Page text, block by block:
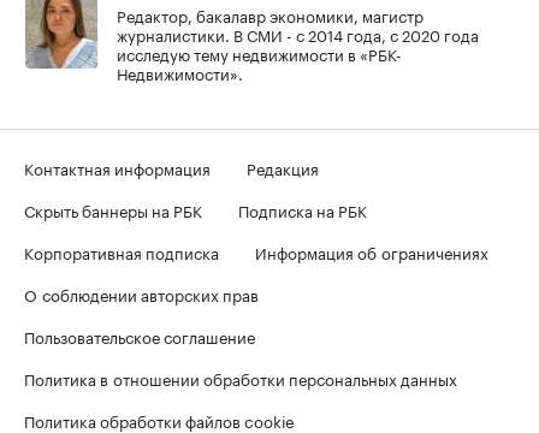
Редактор, бакалавр экономики, магистр
журналистики. В СМИ - с 2014 года, с 2020 года
исследую тему недвижимости в «РБК-
Недвижимости».
Контактная информация
Редакция
Скрыть баннеры на РБК
Подписка на РБК
Корпоративная подписка
Информация об ограничениях
О соблюдении авторских прав
Пользовательское соглашение
Политика в отношении обработки персональных данных
Политика обработки файлов cookie